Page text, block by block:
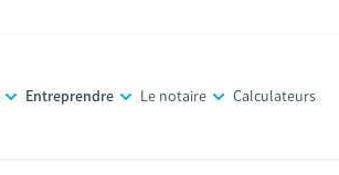
Entreprendre Le notaire Calculateurs